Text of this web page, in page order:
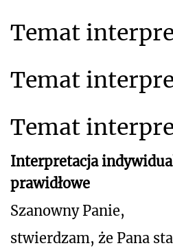
Temat
Temat
Temat
Interpretacja
prawidłowe
Szanowny Panie,
stwierdzam, że Pana